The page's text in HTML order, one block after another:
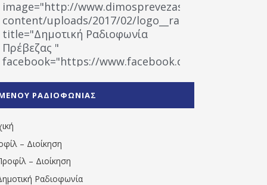
image="http://www.dimosprevezas.gr/wp-
content/uploads/2017/02/logo__radiofonias.jpg"
title="Δημοτική Ραδιοφωνία
Πρέβεζας "
facebook="https://www.facebook.com/
1531194763766854/" artist="" ]
ΡΑΔΙΟΦΩΝΙΑΣ
– Διοίκηση
– Διοίκηση
Ραδιοφωνία